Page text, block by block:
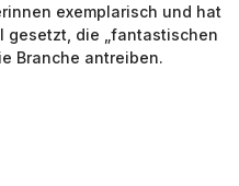
exemplarisch und hat
gesetzt, die „fantastischen
Branche antreiben.